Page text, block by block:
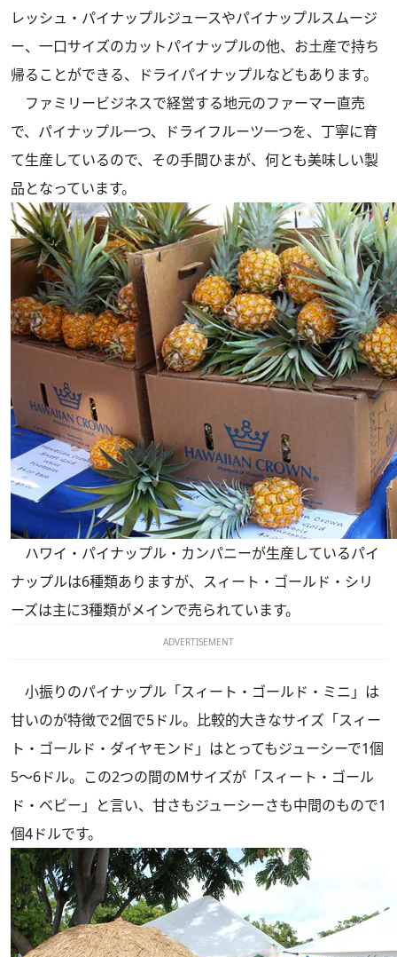
レッシュ・パイナップルジュースやパイナップルスムージ
ー、一口サイズのカットパイナップルの他、お土産で持ち
帰ることができる、ドライパイナップルなどもあります。
ファミリービジネスで経営する地元のファーマー直売
で、パイナップル一つ、ドライフルーツ一つを、丁寧に育
て生産しているので、その手間ひまが、何とも美味しい製
品となっています。
ハワイ・パイナップル・カンパニーが生産しているパイ
ナップルは6種類ありますが、スィート・ゴールド・シリ
ーズは主に3種類がメインで売られています。
ADVERTISEMENT
小振りのパイナップル「スィート・ゴールド・ミニ」は
甘いのが特徴で2個で5ドル。比較的大きなサイズ「スィー
ト・ゴールド・ダイヤモンド」はとってもジューシーで1個
5～6ドル。この2つの間のMサイズが「スィート・ゴール
ド・ベビー」と言い、甘さもジューシーさも中間のもので1
個4ドルです。